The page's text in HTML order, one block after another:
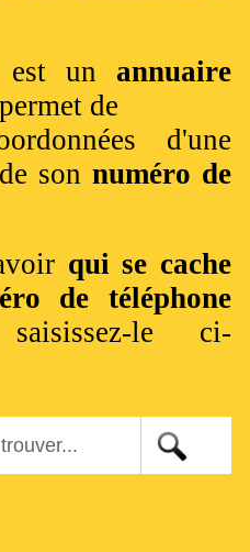
est un annuaire
de
d'une
son numéro de
qui se cache
de téléphone
le ci-